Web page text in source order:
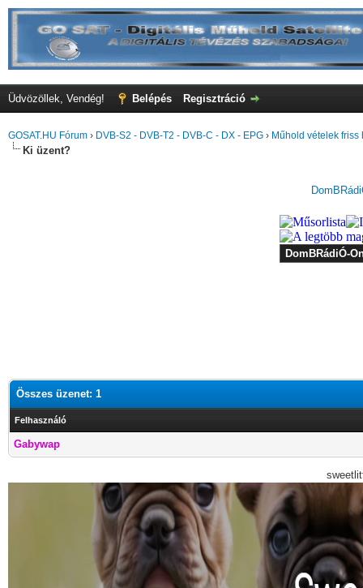
Üdvözöllek, Vendég! Belépés Regisztráció
GOSAT.HU Fórum › DVB-S2 - DVB-T2 - DVB-C - DX - EPG › Műhold vételek friss
Ki üzent?
Összes üzenet: 1
Felhasználó
Gabywap